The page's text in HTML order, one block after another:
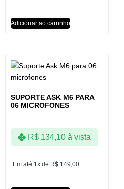
Adicionar ao carrinho
SUPORTE ASK M6 PARA
06 MICROFONES
Em até 1x de R$ 149,00
R$134,10 à vista